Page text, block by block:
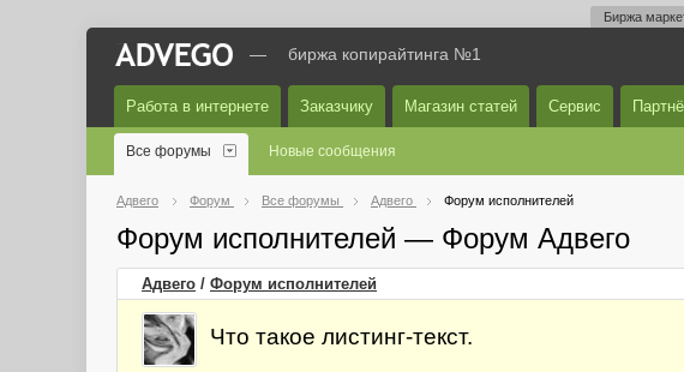
Биржа
— биржа копирайтинга №1
Работа в интернете Заказчику Магазин статей Сервис
Все форумы Новые сообщения
Адвего Форум Все форумы Адвего Форум исполнителей
Форум исполнителей — Форум Адвего
Адвего / Форум исполнителей
Что такое листинг-текст.